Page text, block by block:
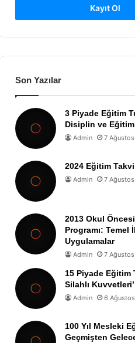
Kayıt Ol
Son Yazılar
3 Piyade Eğitim
Disiplin ve Eğitim
Admin 7
2024 Eğitim
Admin 7
2013 Okul
Programı: Temel
Uygulamalar
Admin 7
15 Piyade Eğitim
Silahlı
Admin 6
100 Yıl Mesleki
Geçmişten